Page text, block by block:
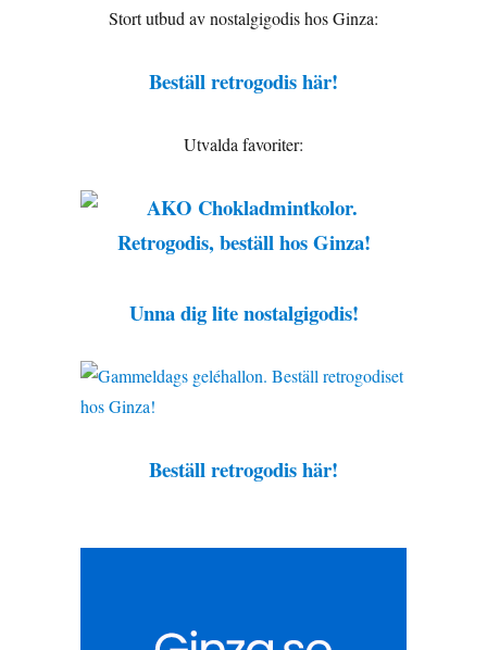
Stort utbud av nostalgigodis hos Ginza:
Beställ retrogodis här!
Utvalda favoriter:
Unna dig lite nostalgigodis!
Beställ retrogodis här!